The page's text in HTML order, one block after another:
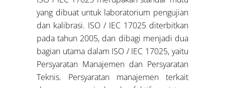
yang dibuat untuk laboratorium pengujian
dan kalibrasi. ISO / IEC 17025 diterbitkan
pada tahun 2005, dan dibagi menjadi dua
bagian utama dalam ISO / IEC 17025, yaitu
Persyaratan Manajemen dan Persyaratan
Teknis. Persyaratan manajemen terkait